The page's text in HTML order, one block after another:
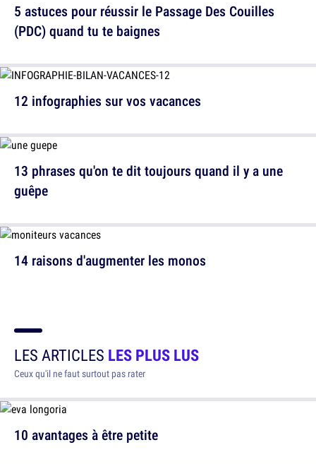
5 astuces pour réussir le Passage Des Couilles
(PDC) quand tu te baignes
13 phrases qu'on te dit toujours quand il y a une
guêpe
12 infographies sur vos vacances
14 raisons d'augmenter les monos
LES ARTICLES LES PLUS LUS
Ceux qu'il ne faut surtout pas rater
10 avantages à être petite